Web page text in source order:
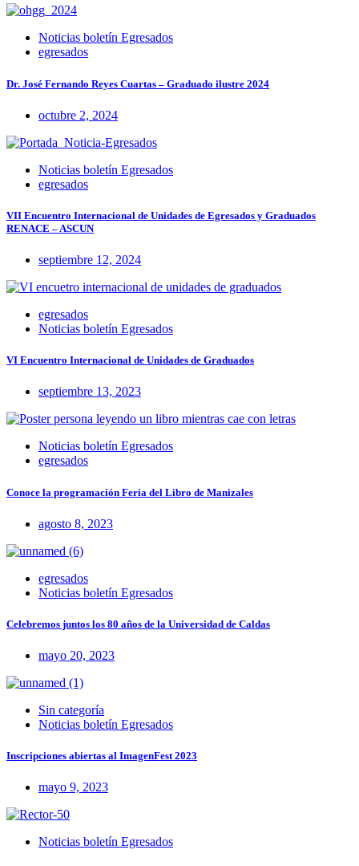
Noticias boletín Egresados
egresados
Dr. José Fernando Reyes Cuartas – Graduado ilustre 2024
octubre 2, 2024
Noticias boletín Egresados
egresados
VII Encuentro Internacional de Unidades de Egresados y Graduados
RENACE – ASCUN
septiembre 12, 2024
egresados
Noticias boletín Egresados
VI Encuentro Internacional de Unidades de Graduados
septiembre 13, 2023
Noticias boletín Egresados
egresados
Conoce la programación Feria del Libro de Manizales
agosto 8, 2023
egresados
Noticias boletín Egresados
Celebremos juntos los 80 años de la Universidad de Caldas
mayo 20, 2023
Sin categoría
Noticias boletín Egresados
Inscripciones abiertas al ImagenFest 2023
mayo 9, 2023
Noticias boletín Egresados